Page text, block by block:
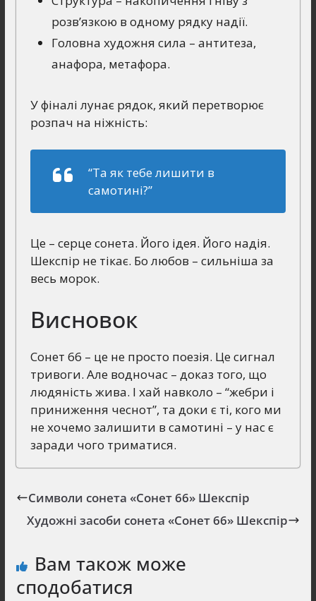
розв’язкою в одному рядку надії.
Головна художня сила – антитеза,
анафора, метафора.
У фіналі лунає рядок, який перетворює
розпач на ніжність:
“Та як тебе лишити в
самотині?”
Це – серце сонета. Його ідея. Його надія.
Шекспір не тікає. Бо любов – сильніша за
весь морок.
Висновок
Сонет 66 – це не просто поезія. Це сигнал
тривоги. Але водночас – доказ того, що
людяність жива. І хай навколо – “жебри і
приниження чеснот”, та доки є ті, кого ми
не хочемо залишити в самотині – у нас є
заради чого триматися.
Символи сонета «Сонет 66» Шекспір
Художні засоби сонета «Сонет 66» Шекспір
Вам також може
сподобатися